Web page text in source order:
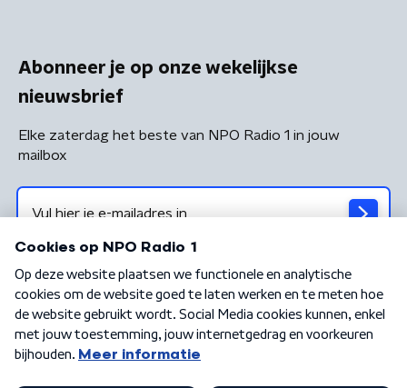
Abonneer je op onze wekelijkse
nieuwsbrief
Elke zaterdag het beste van NPO Radio 1 in jouw
mailbox
Algemene voorwaarden